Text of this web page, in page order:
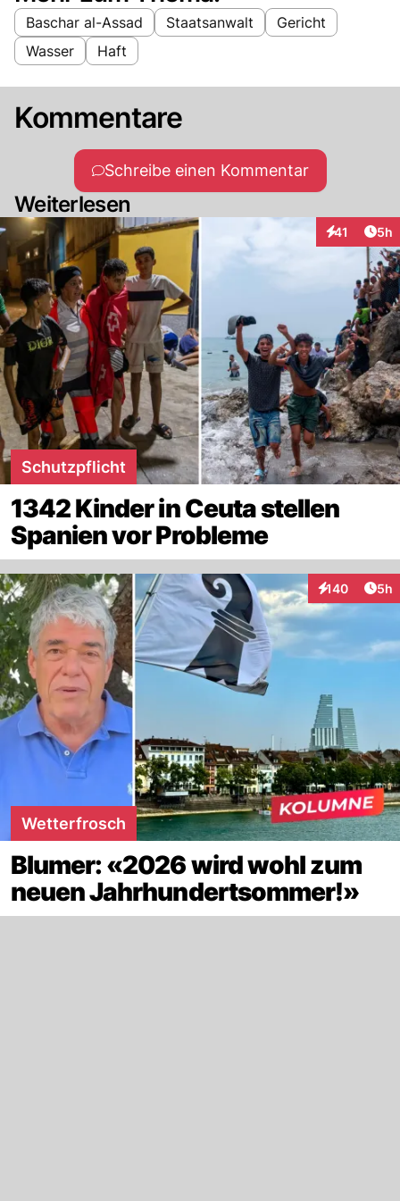
Baschar al-Assad Staatsanwalt
Gericht
Wasser
Haft
Kommentare
Schreibe einen Kommentar
Weiterlesen
41
Interaktionen
5h
Schutzpflicht
1342 Kinder in Ceuta stellen
Spanien vor Probleme
140
Interaktionen
5h
Wetterfrosch
Blumer: «2026 wird wohl zum
neuen Jahrhundertsommer!»